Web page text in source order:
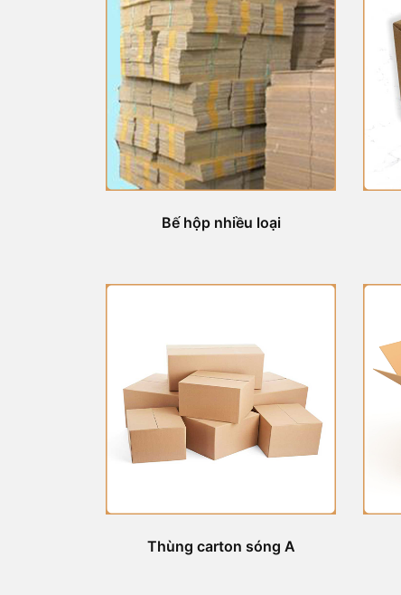
Bế hộp nhiều loại
Thùng carton sóng A